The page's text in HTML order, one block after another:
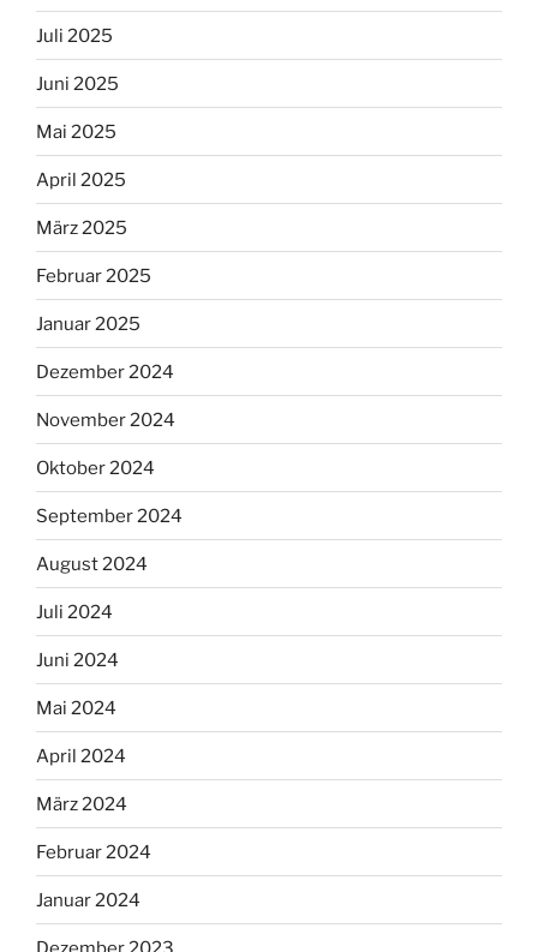
Juli 2025
Juni 2025
Mai 2025
April 2025
März 2025
Februar 2025
Januar 2025
Dezember 2024
November 2024
Oktober 2024
September 2024
August 2024
Juli 2024
Juni 2024
Mai 2024
April 2024
März 2024
Februar 2024
Januar 2024